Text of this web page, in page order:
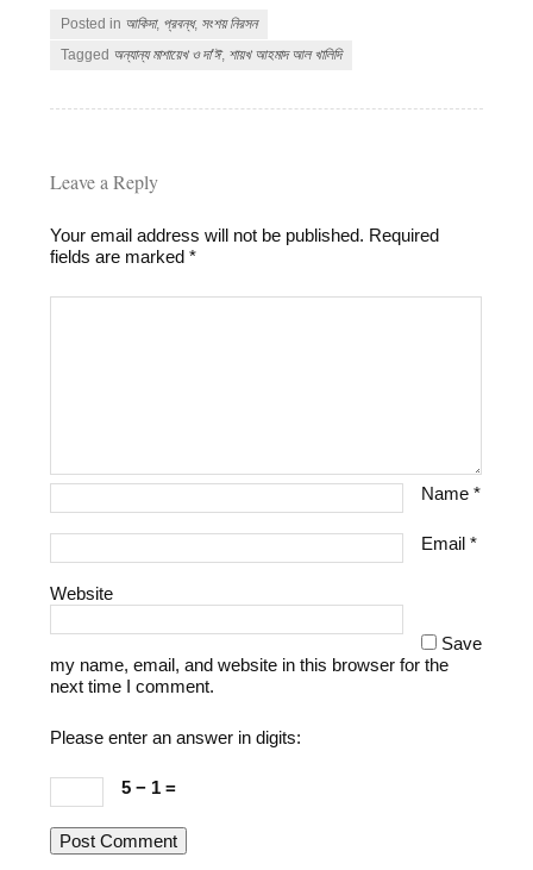
Posted in আকিদা, প্রবন্ধ, সংশয় নিরসন
Tagged অন্যান্য মাশায়েখ ও দা'ঈ, শায়খ আহমাদ আল খালিদি
Leave a Reply
Your email address will not be published. Required
fields are marked*
Name*
Email*
Website
Save
my name, email, and website in this browser for the
next time I comment.
Please enter an answer in digits:
5 − 1 =